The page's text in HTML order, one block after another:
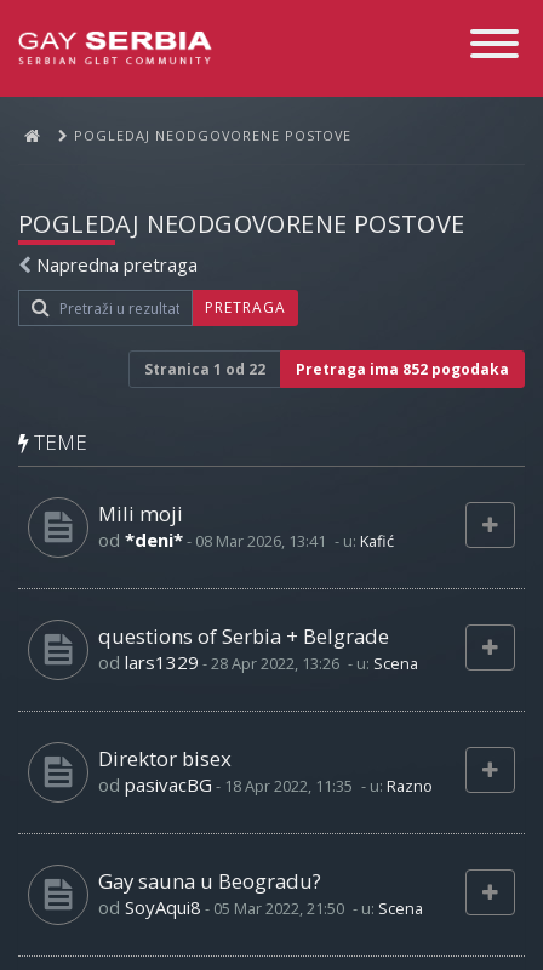
Toggle
POGLEDAJ NEODGOVORENE POSTOVE
POGLEDAJ NEODGOVORENE POSTOVE
Napredna pretraga
PRETRAGA
Stranica 1 od 22 Pretraga ima 852 pogodaka
TEME
Mili moji
od *deni*- 08 Mar 2026, 13:41 - u: Kafić
questions of Serbia + Belgrade
od lars1329 -28 Apr 2022, 13:26 - u: Scena
Direktor bisex
od pasivacBG - 18 Apr 2022, 11:35 - u: Razno
Gay sauna u Beogradu?
od SoyAqui8 - 05 Mar 2022, 21:50 - u: Scena